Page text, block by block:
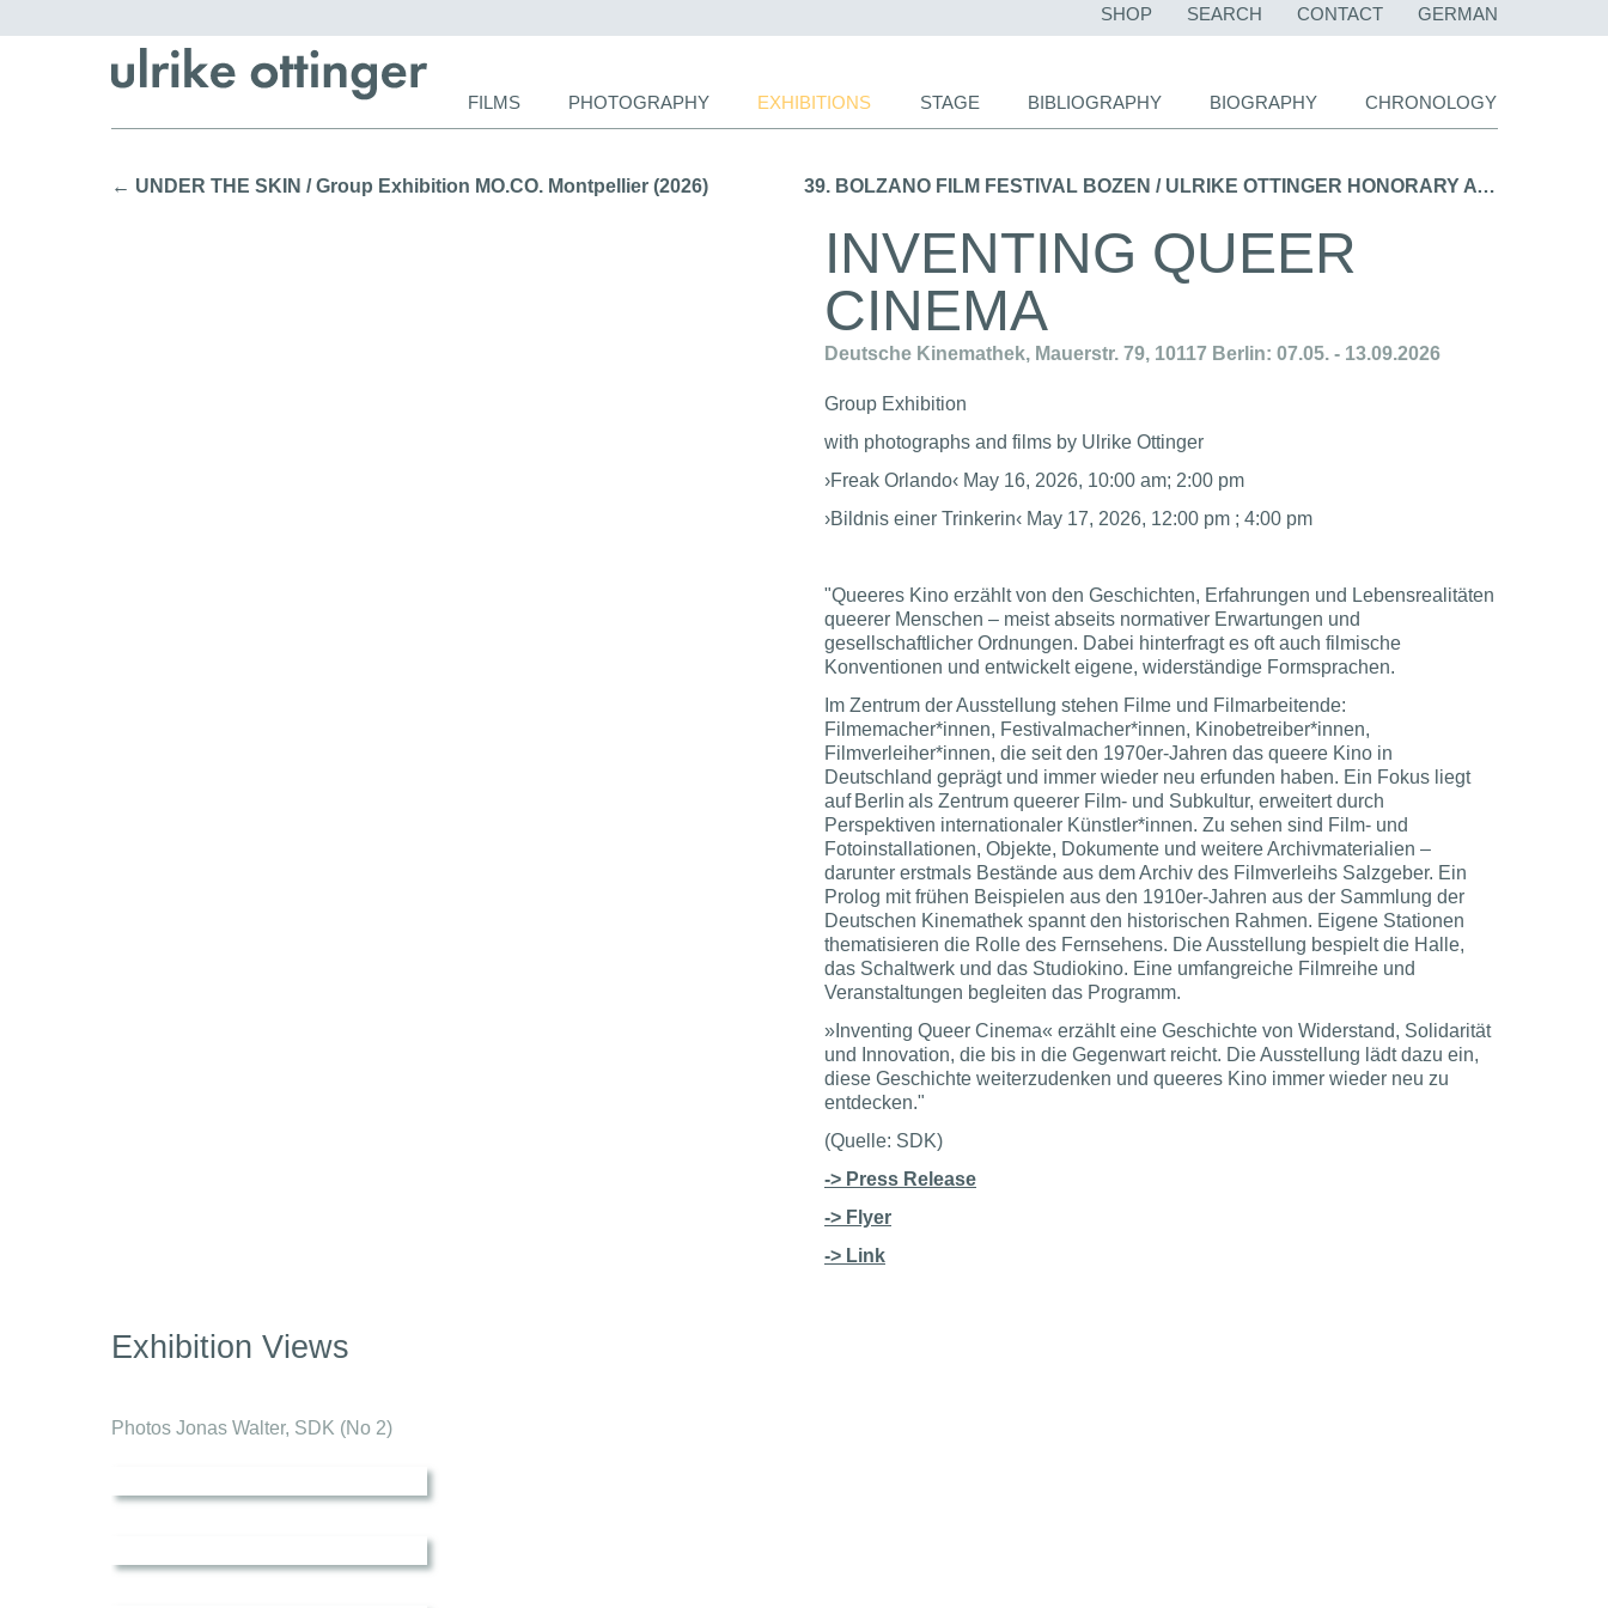
SKIP
NAVIGATION
SHOP SEARCH CONTACT GERMAN
Skip
navigation
FILMS PHOTOGRAPHY EXHIBITIONS STAGE BIBLIOGRAPHY BIOGRAPHY CHRONOLOGY
← UNDER THE SKIN / Group Exhibition MO.CO. Montpellier (2026) 39. BOLZANO FILM FESTIVAL BOZEN / ULRIKE OTTINGER HONORARY AWARD, SCREENING & TALK (2026) →
INVENTING QUEER
CINEMA
Deutsche Kinemathek, Mauerstr. 79, 10117 Berlin: 07.05. - 13.09.2026
Group Exhibition
with photographs and films by Ulrike Ottinger
›Freak Orlando‹ May 16, 2026, 10:00 am; 2:00 pm
›Bildnis einer Trinkerin‹ May 17, 2026, 12:00 pm ; 4:00 pm
"Queeres Kino erzählt von den Geschichten, Erfahrungen und Lebensrealitäten
queerer Menschen – meist abseits normativer Erwartungen und
gesellschaftlicher Ordnungen. Dabei hinterfragt es oft auch filmische
Konventionen und entwickelt eigene, widerständige Formsprachen.
Im Zentrum der Ausstellung stehen Filme und Filmarbeitende:
Filmemacher*innen, Festivalmacher*innen, Kinobetreiber*innen,
Filmverleiher*innen, die seit den 1970er-Jahren das queere Kino in
Deutschland geprägt und immer wieder neu erfunden haben. Ein Fokus liegt
auf Berlin als Zentrum queerer Film- und Subkultur, erweitert durch
Perspektiven internationaler Künstler*innen. Zu sehen sind Film- und
Fotoinstallationen, Objekte, Dokumente und weitere Archivmaterialien –
darunter erstmals Bestände aus dem Archiv des Filmverleihs Salzgeber. Ein
Prolog mit frühen Beispielen aus den 1910er-Jahren aus der Sammlung der
Deutschen Kinemathek spannt den historischen Rahmen. Eigene Stationen
thematisieren die Rolle des Fernsehens. Die Ausstellung bespielt die Halle,
das Schaltwerk und das Studiokino. Eine umfangreiche Filmreihe und
Veranstaltungen begleiten das Programm.
»Inventing Queer Cinema« erzählt eine Geschichte von Widerstand, Solidarität
und Innovation, die bis in die Gegenwart reicht. Die Ausstellung lädt dazu ein,
diese Geschichte weiterzudenken und queeres Kino immer wieder neu zu
entdecken."
(Quelle: SDK)
-> Press Release
-> Flyer
-> Link
Exhibition Views
Photos Jonas Walter, SDK (No 2)